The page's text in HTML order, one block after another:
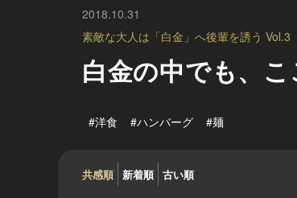
2018.10.31
素敵な大人は「白金」へ後輩を誘う Vol.3
白金の中でも、
#洋食 #ハンバーグ #麺
共感順 新着順 古い順